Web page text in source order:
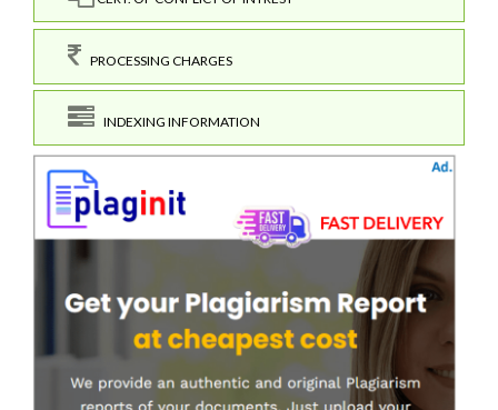
PROCESSING CHARGES
INDEXING INFORMATION